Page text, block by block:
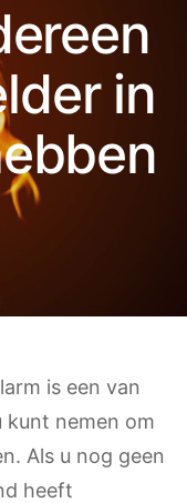
in
is een van
kunt nemen om
Als u nog geen
heeft